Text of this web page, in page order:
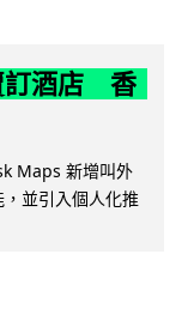
訂酒店 香
Maps 新增叫外
並引入個人化推